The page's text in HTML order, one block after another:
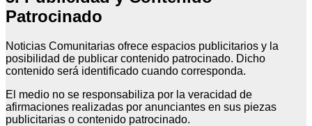
Patrocinado
Noticias Comunitarias ofrece espacios publicitarios y la
posibilidad de publicar contenido patrocinado. Dicho
contenido será identificado cuando corresponda.
El medio no se responsabiliza por la veracidad de
afirmaciones realizadas por anunciantes en sus piezas
publicitarias o contenido patrocinado.